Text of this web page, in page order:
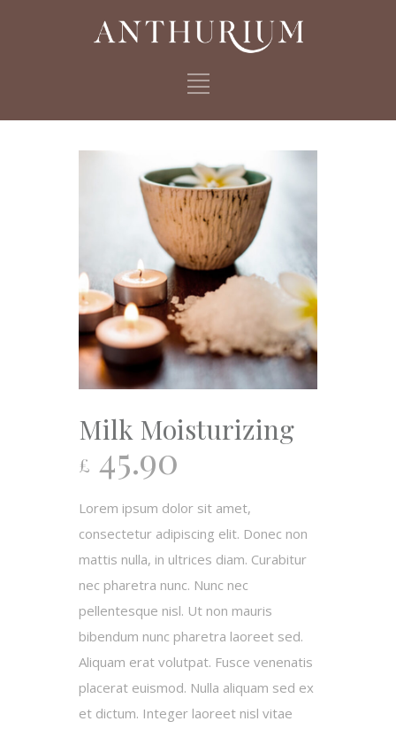
Milk Moisturizing
£ 45.90
Lorem ipsum dolor sit amet,
consectetur adipiscing elit. Donec non
mattis nulla, in ultrices diam. Curabitur
nec pharetra nunc. Nunc nec
pellentesque nisl. Ut non mauris
bibendum nunc pharetra laoreet sed.
Aliquam erat volutpat. Fusce venenatis
placerat euismod. Nulla aliquam sed ex
et dictum. Integer laoreet nisl vitae